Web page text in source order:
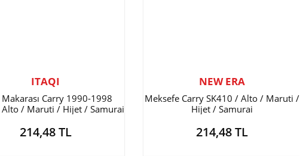
ITAQI
Makarası Carry 1990-1998
Alto / Maruti / Hijet / Samurai
214,48 TL
NEW ERA
Meksefe Carry SK410 / Alto / Maruti /
Hijet / Samurai
214,48 TL